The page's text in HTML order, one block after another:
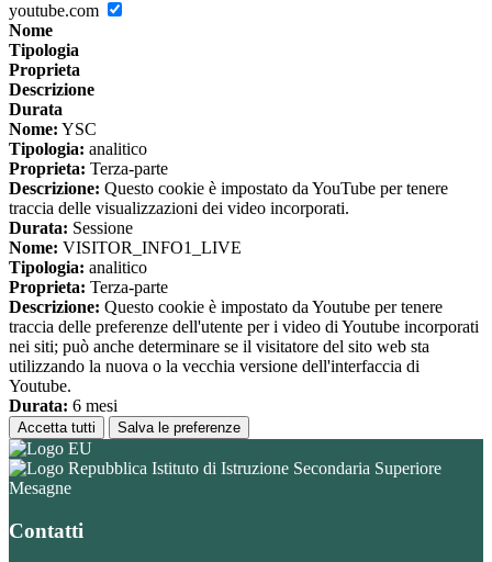
youtube.com
Nome
Tipologia
Proprieta
Descrizione
Durata
Nome: YSC
Tipologia: analitico
Proprieta: Terza-parte
Descrizione: Questo cookie è impostato da YouTube per tenere
traccia delle visualizzazioni dei video incorporati.
Durata: Sessione
Nome: VISITOR_INFO1_LIVE
Tipologia: analitico
Proprieta: Terza-parte
Descrizione: Questo cookie è impostato da Youtube per tenere
traccia delle preferenze dell'utente per i video di Youtube incorporati
nei siti; può anche determinare se il visitatore del sito web sta
utilizzando la nuova o la vecchia versione dell'interfaccia di
Youtube.
Durata: 6 mesi
Accetta tutti Salva le preferenze
Istituto di Istruzione Secondaria Superiore
Mesagne
Contatti